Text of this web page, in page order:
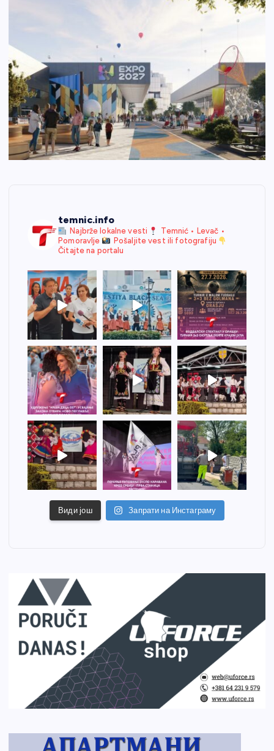
temnic.info
Najbrže lokalne vesti
Temnić • Levač •
Pomoravlje
Pošaljite vest ili fotografiju
Čitajte na portalu
Види још Запрати на Инстаграму